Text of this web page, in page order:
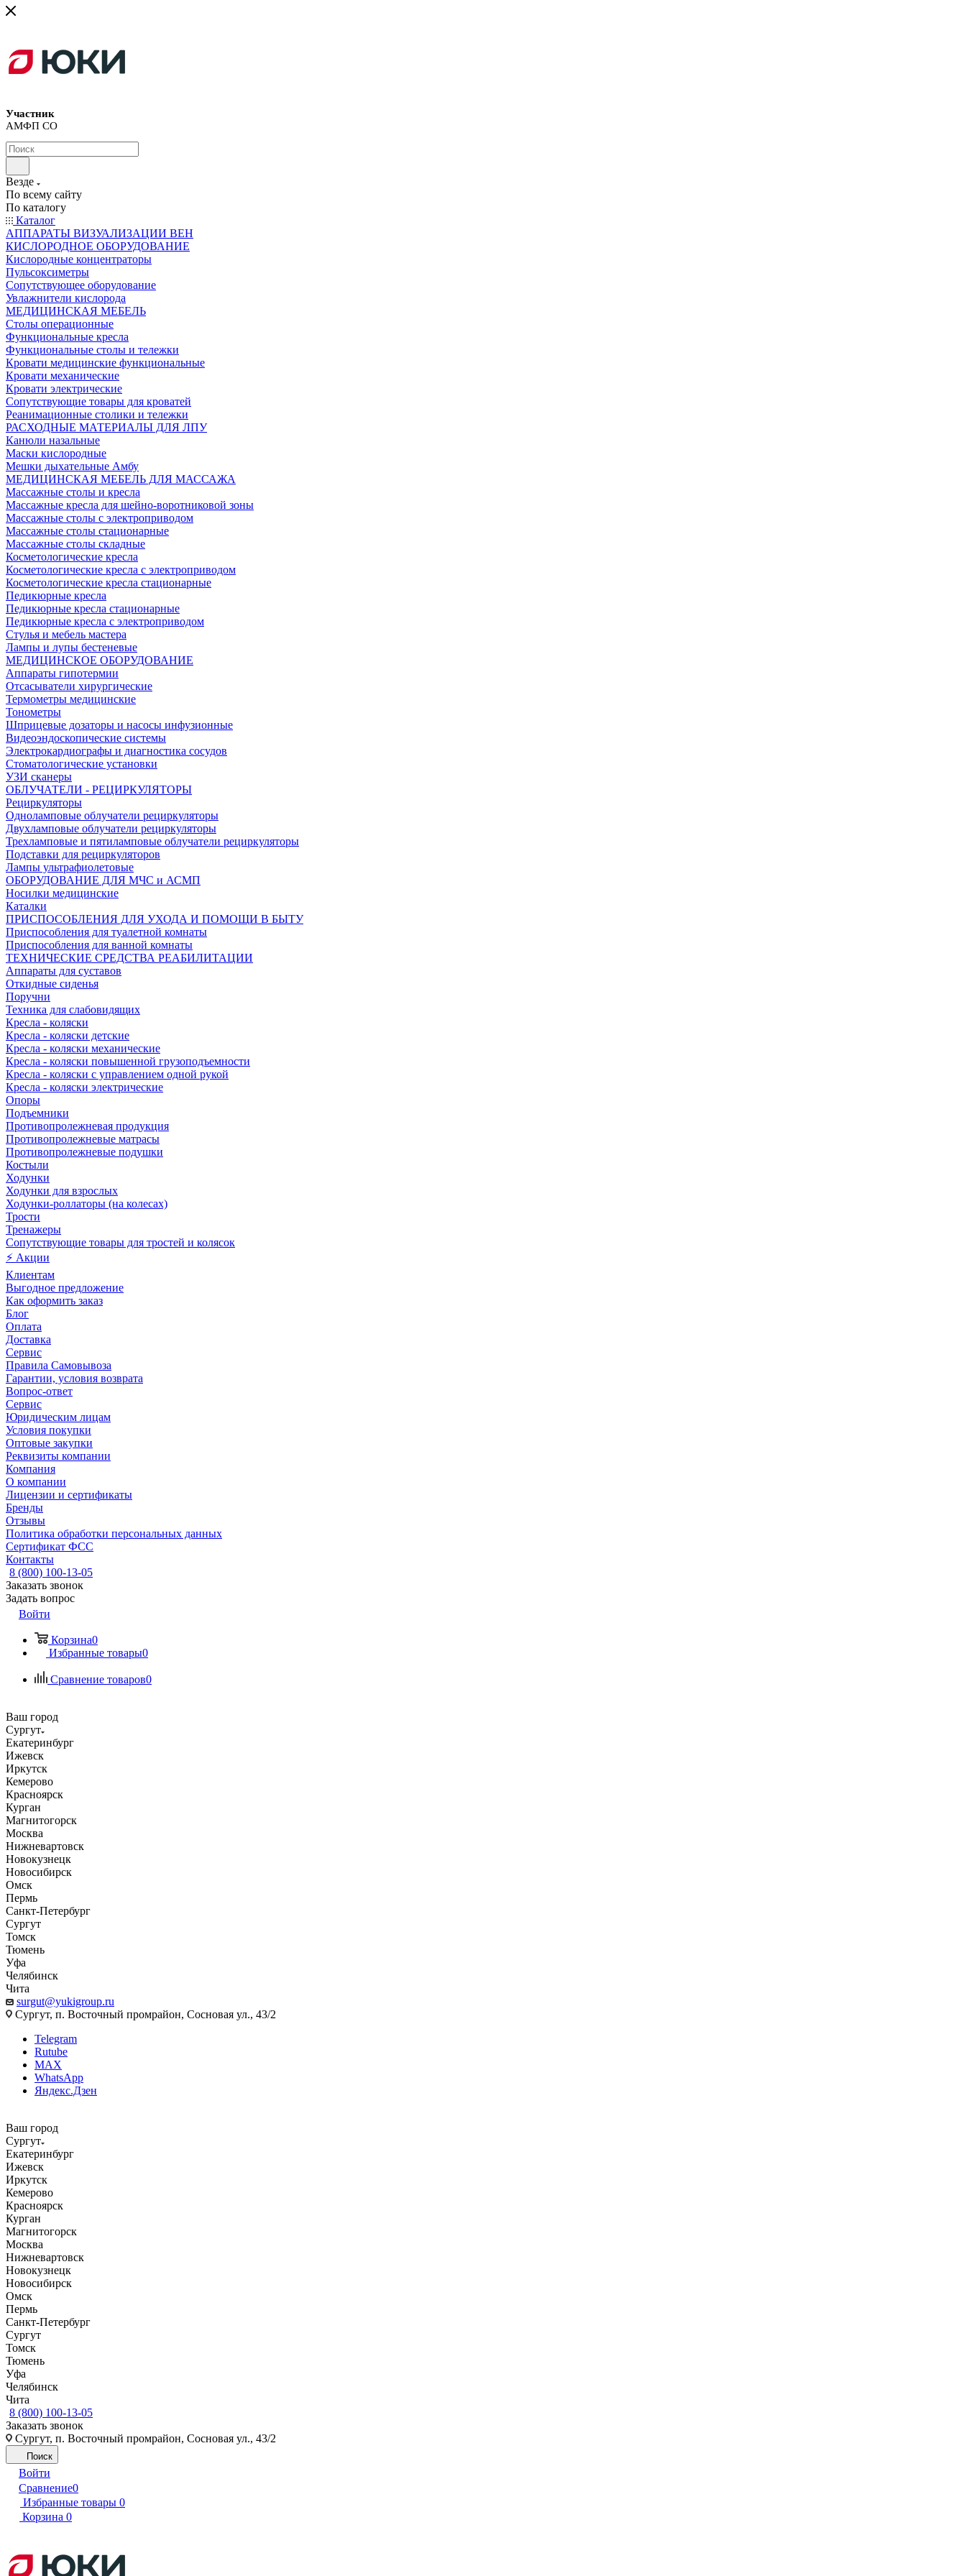
Участник
АМФП СО
Везде
По всему сайту
По каталогу
Каталог
АППАРАТЫ ВИЗУАЛИЗАЦИИ ВЕН
КИСЛОРОДНОЕ ОБОРУДОВАНИЕ
Кислородные концентраторы
Пульсоксиметры
Сопутствующее оборудование
Увлажнители кислорода
МЕДИЦИНСКАЯ МЕБЕЛЬ
Столы операционные
Функциональные кресла
Функциональные столы и тележки
Кровати медицинские функциональные
Кровати механические
Кровати электрические
Сопутствующие товары для кроватей
Реанимационные столики и тележки
РАСХОДНЫЕ МАТЕРИАЛЫ ДЛЯ ЛПУ
Канюли назальные
Маски кислородные
Мешки дыхательные Амбу
МЕДИЦИНСКАЯ МЕБЕЛЬ ДЛЯ МАССАЖА
Массажные столы и кресла
Массажные кресла для шейно-воротниковой зоны
Массажные столы с электроприводом
Массажные столы стационарные
Массажные столы складные
Косметологические кресла
Косметологические кресла с электроприводом
Косметологические кресла стационарные
Педикюрные кресла
Педикюрные кресла стационарные
Педикюрные кресла с электроприводом
Стулья и мебель мастера
Лампы и лупы бестеневые
МЕДИЦИНСКОЕ ОБОРУДОВАНИЕ
Аппараты гипотермии
Отсасыватели хирургические
Термометры медицинские
Тонометры
Шприцевые дозаторы и насосы инфузионные
Видеоэндоскопические системы
Электрокардиографы и диагностика сосудов
Стоматологические установки
УЗИ сканеры
ОБЛУЧАТЕЛИ - РЕЦИРКУЛЯТОРЫ
Рециркуляторы
Одноламповые облучатели рециркуляторы
Двухламповые облучатели рециркуляторы
Трехламповые и пятиламповые облучатели рециркуляторы
Подставки для рециркуляторов
Лампы ультрафиолетовые
ОБОРУДОВАНИЕ ДЛЯ МЧС и АСМП
Носилки медицинские
Каталки
ПРИСПОСОБЛЕНИЯ ДЛЯ УХОДА И ПОМОЩИ В БЫТУ
Приспособления для туалетной комнаты
Приспособления для ванной комнаты
ТЕХНИЧЕСКИЕ СРЕДСТВА РЕАБИЛИТАЦИИ
Аппараты для суставов
Откидные сиденья
Поручни
Техника для слабовидящих
Кресла - коляски
Кресла - коляски детские
Кресла - коляски механические
Кресла - коляски повышенной грузоподъемности
Кресла - коляски с управлением одной рукой
Кресла - коляски электрические
Опоры
Подъемники
Противопролежневая продукция
Противопролежневые матрасы
Противопролежневые подушки
Костыли
Ходунки
Ходунки для взрослых
Ходунки-роллаторы (на колесах)
Трости
Тренажеры
Сопутствующие товары для тростей и колясок
⚡ Акции
Клиентам
Выгодное предложение
Как оформить заказ
Блог
Оплата
Доставка
Сервис
Правила Самовывоза
Гарантии, условия возврата
Вопрос-ответ
Сервис
Юридическим лицам
Условия покупки
Оптовые закупки
Реквизиты компании
Компания
О компании
Лицензии и сертификаты
Бренды
Отзывы
Политика обработки персональных данных
Сертификат ФСС
Контакты
8 (800) 100-13-05
Заказать звонок
Задать вопрос
Войти
Корзина0
Избранные товары0
Сравнение товаров0
Ваш город
Сургут
Екатеринбург
Ижевск
Иркутск
Кемерово
Красноярск
Курган
Магнитогорск
Москва
Нижневартовск
Новокузнецк
Новосибирск
Омск
Пермь
Санкт-Петербург
Сургут
Томск
Тюмень
Уфа
Челябинск
Чита
surgut@yukigroup.ru
Сургут, п. Восточный промрайон, Сосновая ул., 43/2
Telegram
Rutube
MAX
WhatsApp
Яндекс.Дзен
Ваш город
Сургут
Екатеринбург
Ижевск
Иркутск
Кемерово
Красноярск
Курган
Магнитогорск
Москва
Нижневартовск
Новокузнецк
Новосибирск
Омск
Пермь
Санкт-Петербург
Сургут
Томск
Тюмень
Уфа
Челябинск
Чита
8 (800) 100-13-05
Заказать звонок
Сургут, п. Восточный промрайон, Сосновая ул., 43/2
Поиск
Войти
Сравнение0
Избранные товары 0
Корзина 0